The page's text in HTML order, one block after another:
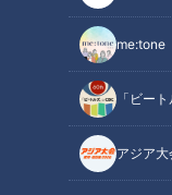
me:tone
「ビート
アジア大
【四国一周】軽トラ女
松山から下道で一周
絶景ドライブ⑱